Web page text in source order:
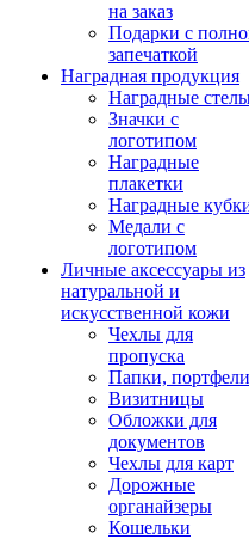
на заказ
Подарки с
запечаткой
Наградная продукция
Наградные
Значки с
логотипом
Наградные
плакетки
Наградные
Медали с
логотипом
Личные аксессуары из
натуральной и
искусственной кожи
Чехлы для
пропуска
Папки, портфели
Визитницы
Обложки для
документов
Чехлы для карт
Дорожные
органайзеры
Кошельки